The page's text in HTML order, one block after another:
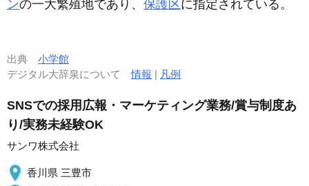
ンの一大繁殖地であり、 保護区 に指定されている。
出典 小学館
デジタル大辞泉について情報 | 凡例
SNSでの採用広報・マーケティング業務/賞与制度あ
り/実務未経験OK
サンワ株式会社
香川県 三豊市